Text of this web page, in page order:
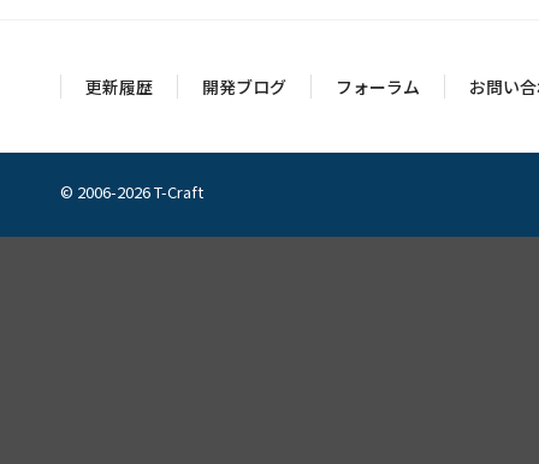
更新履歴 開発ブログ フォーラム お問い
© 2006-2026 T-Craft